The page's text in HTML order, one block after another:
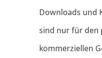
Downloads und
sind nur für den
kommerziellen